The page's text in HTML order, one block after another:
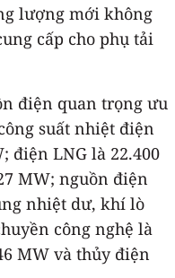
lượng mới không
cấp cho phụ tải
điện quan trọng ưu
suất nhiệt điện
điện LNG là 22.400
MW; nguồn điện
nhiệt dư, khí lò
công nghệ là
MW và thủy điện